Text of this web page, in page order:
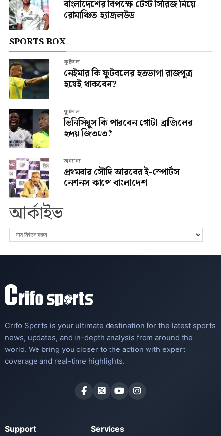
বাংলাদেশের বিপক্ষে টেস্ট সিরিজ নিয়ে
রোমাঞ্চিত হ্যাজলউড
SPORTS BOX
ফুটবল
নেইমার কি ফুটবলের হতভাগা রাজপুত্র
হয়েই থাকবেন?
ফুটবল
ভিনিসিয়ুস কি পারবেন গোটা ব্রাজিলের
হৃদয় জিততে?
অন্যান্য
প্রথমবার সৌদি আরবের ই-স্পোর্টস
নেশনস কাপে বাংলাদেশ
আর্কাইভ
Crifo Sports is your ultimate destination for the latest sports
news, updates, and in-depth analysis from around the
world. We bring you closer to the action with expert
coverage and real-time highlights.
Support Services